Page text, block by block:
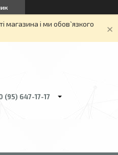
магазина і ми обов`язкого
(95) 647-17-17